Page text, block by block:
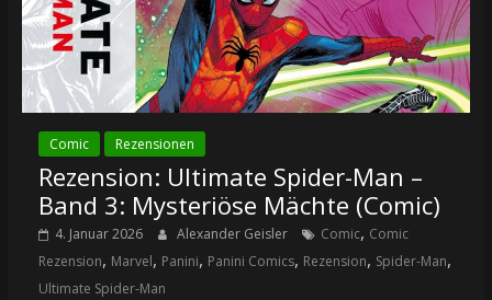
Comic Rezensionen
Rezension: Ultimate Spider-Man –
Band 3: Mysteriöse Mächte (Comic)
4. Januar 2026 Alexander Geisler Comic, Comic
Rezension, Marvel, Panini, Panini Comics, Rezension, Spider-Man,
Ultimate Spider-Man